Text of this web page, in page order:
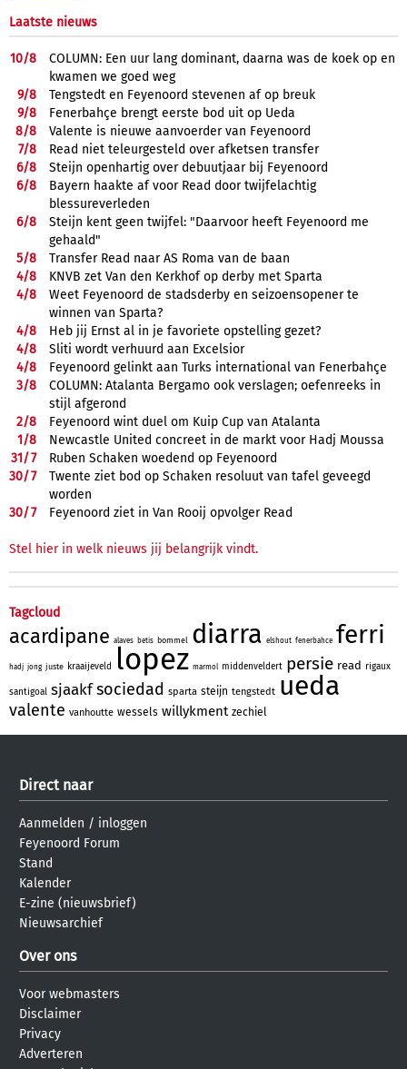
Laatste nieuws
10/8
COLUMN: Een uur lang dominant, daarna was de koek op en
kwamen we goed weg
9/8
Tengstedt en Feyenoord stevenen af op breuk
9/8
Fenerbahçe brengt eerste bod uit op Ueda
8/8
Valente is nieuwe aanvoerder van Feyenoord
7/8
Read niet teleurgesteld over afketsen transfer
6/8
Steijn openhartig over debuutjaar bij Feyenoord
6/8
Bayern haakte af voor Read door twijfelachtig
blessureverleden
6/8
Steijn kent geen twijfel: "Daarvoor heeft Feyenoord me
gehaald"
5/8
Transfer Read naar AS Roma van de baan
4/8
KNVB zet Van den Kerkhof op derby met Sparta
4/8
Weet Feyenoord de stadsderby en seizoensopener te
winnen van Sparta?
4/8
Heb jij Ernst al in je favoriete opstelling gezet?
4/8
Sliti wordt verhuurd aan Excelsior
4/8
Feyenoord gelinkt aan Turks international van Fenerbahçe
3/8
COLUMN: Atalanta Bergamo ook verslagen; oefenreeks in
stijl afgerond
2/8
Feyenoord wint duel om Kuip Cup van Atalanta
1/8
Newcastle United concreet in de markt voor Hadj Moussa
31/7
Ruben Schaken woedend op Feyenoord
30/7
Twente ziet bod op Schaken resoluut van tafel geveegd
worden
30/7 Feyenoord ziet in Van Rooij opvolger Read
Stel hier in welk nieuws jij belangrijk vindt.
Tagcloud
acardipane alaves betis bommel diarra elshout fenerbahce ferri
hadj jong juste kraaijeveld lopez marmol middenveldert persie read rigaux
santigoal sjaakfsociedad sparta steijn tengstedt ueda
valente vanhoutte wessels willykment zechiel
Direct naar
Aanmelden / inloggen
Feyenoord Forum
Stand
Kalender
E-zine (nieuwsbrief)
Nieuwsarchief
Over ons
Voor webmasters
Disclaimer
Privacy
Adverteren